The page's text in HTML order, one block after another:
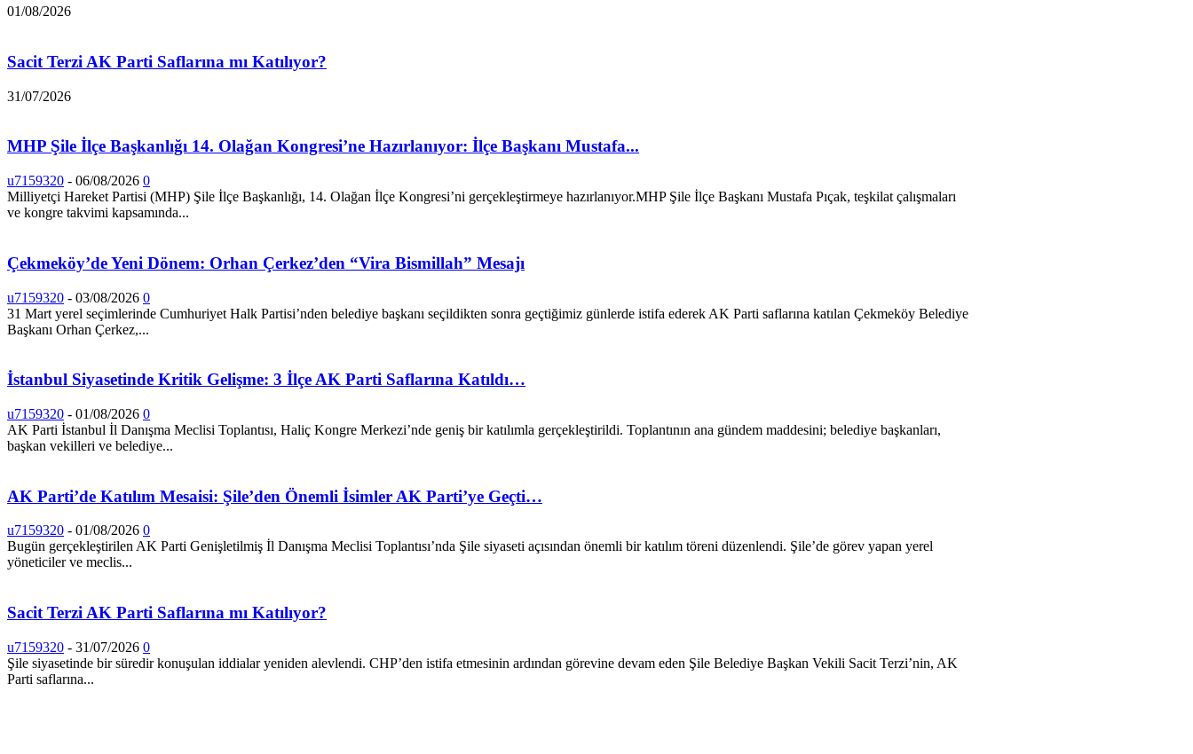
01/08/2026
Sacit Terzi AK Parti Saflarına mı Katılıyor?
31/07/2026
MHP Şile İlçe Başkanlığı 14. Olağan Kongresi’ne Hazırlanıyor: İlçe Başkanı Mustafa...
u7159320 - 06/08/2026 0
Milliyetçi Hareket Partisi (MHP) Şile İlçe Başkanlığı, 14. Olağan İlçe Kongresi’ni gerçekleştirmeye hazırlanıyor. ​MHP Şile İlçe Başkanı Mustafa Pıçak, teşkilat çalışmaları
ve kongre takvimi kapsamında...
Çekmeköy’de Yeni Dönem: Orhan Çerkez’den “Vira Bismillah” Mesajı
u7159320 - 03/08/2026 0
31 Mart yerel seçimlerinde Cumhuriyet Halk Partisi’nden belediye başkanı seçildikten sonra geçtiğimiz günlerde istifa ederek AK Parti saflarına katılan Çekmeköy Belediye
Başkanı Orhan Çerkez,...
İstanbul Siyasetinde Kritik Gelişme: 3 İlçe AK Parti Saflarına Katıldı…
u7159320 - 01/08/2026 0
AK Parti İstanbul İl Danışma Meclisi Toplantısı, Haliç Kongre Merkezi’nde geniş bir katılımla gerçekleştirildi. Toplantının ana gündem maddesini; belediye başkanları,
başkan vekilleri ve belediye...
AK Parti’de Katılım Mesaisi: Şile’den Önemli İsimler AK Parti’ye Geçti…
u7159320 - 01/08/2026 0
Bugün gerçekleştirilen AK Parti Genişletilmiş İl Danışma Meclisi Toplantısı’nda Şile siyaseti açısından önemli bir katılım töreni düzenlendi. Şile’de görev yapan yerel
yöneticiler ve meclis...
Sacit Terzi AK Parti Saflarına mı Katılıyor?
u7159320 - 31/07/2026 0
Şile siyasetinde bir süredir konuşulan iddialar yeniden alevlendi. CHP’den istifa etmesinin ardından görevine devam eden Şile Belediye Başkan Vekili Sacit Terzi’nin, AK
Parti saflarına...